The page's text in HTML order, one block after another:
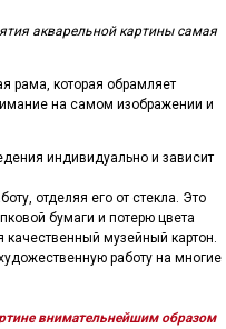
акварельной картины самая
рама, которая обрамляет
на самом изображении и
индивидуально и зависит
отделяя его от стекла. Это
бумаги и потерю цвета
музейный картон.
работу на многие
внимательнейшим образом